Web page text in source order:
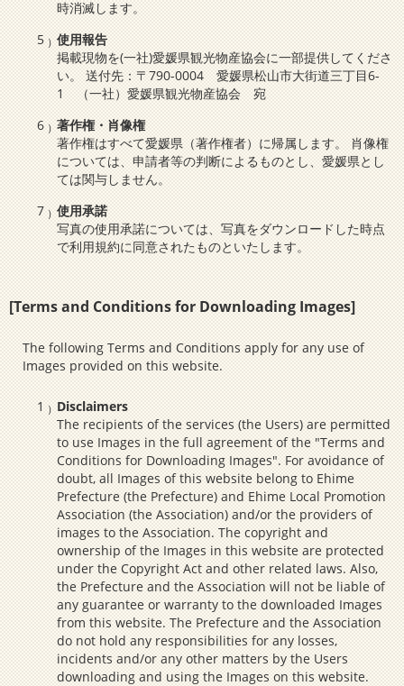
時消滅します。
使用報告
掲載現物を(一社)愛媛県観光物産協会に一部提供してくださ
い。 送付先：〒790-0004 愛媛県松山市大街道三丁目6-
1 （一社）愛媛県観光物産協会 宛
著作権・肖像権
著作権はすべて愛媛県（著作権者）に帰属します。 肖像権
については、申請者等の判断によるものとし、愛媛県とし
ては関与しません。
使用承諾
写真の使用承諾については、写真をダウンロードした時点
で利用規約に同意されたものといたします。
[Terms and Conditions for Downloading Images]
The following Terms and Conditions apply for any use of
Images provided on this website.
Disclaimers
The recipients of the services (the Users) are permitted
to use Images in the full agreement of the "Terms and
Conditions for Downloading Images". For avoidance of
doubt, all Images of this website belong to Ehime
Prefecture (the Prefecture) and Ehime Local Promotion
Association (the Association) and/or the providers of
images to the Association. The copyright and
ownership of the Images in this website are protected
under the Copyright Act and other related laws. Also,
the Prefecture and the Association will not be liable of
any guarantee or warranty to the downloaded Images
from this website. The Prefecture and the Association
do not hold any responsibilities for any losses,
incidents and/or any other matters by the Users
downloading and using the Images on this website.